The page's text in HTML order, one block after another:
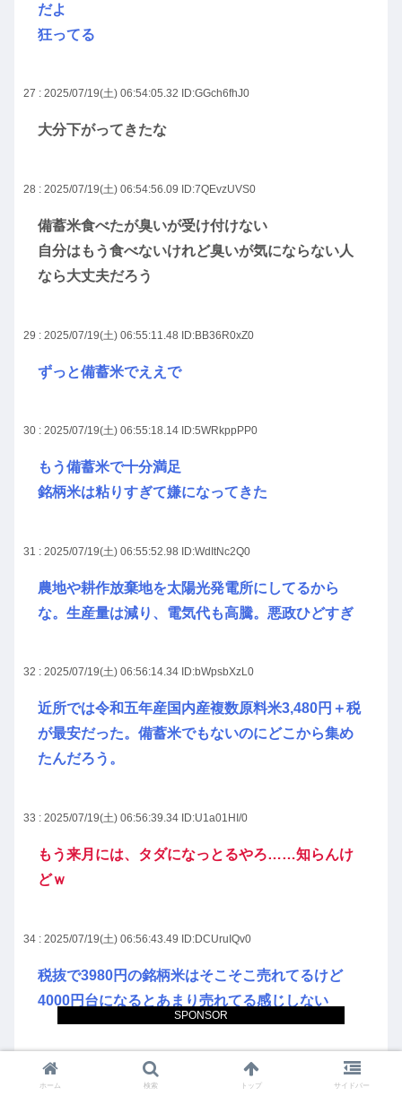
SPONSOR
だよ
狂ってる
27 : 2025/07/19(土) 06:54:05.32 ID:GGch6fhJ0
大分下がってきたな
28 : 2025/07/19(土) 06:54:56.09 ID:7QEvzUVS0
備蓄米食べたが臭いが受け付けない
自分はもう食べないけれど臭いが気にならない人
なら大丈夫だろう
29 : 2025/07/19(土) 06:55:11.48 ID:BB36R0xZ0
ずっと備蓄米でええで
30 : 2025/07/19(土) 06:55:18.14 ID:5WRkppPP0
もう備蓄米で十分満足
銘柄米は粘りすぎて嫌になってきた
31 : 2025/07/19(土) 06:55:52.98 ID:WdItNc2Q0
農地や耕作放棄地を太陽光発電所にしてるから
な。生産量は減り、電気代も高騰。悪政ひどすぎ
32 : 2025/07/19(土) 06:56:14.34 ID:bWpsbXzL0
近所では令和五年産国内産複数原料米3,480円＋税
が最安だった。備蓄米でもないのにどこから集め
たんだろう。
33 : 2025/07/19(土) 06:56:39.34 ID:U1a01HI/0
もう来月には、タダになっとるやろ……知らんけ
どｗ
34 : 2025/07/19(土) 06:56:43.49 ID:DCUruIQv0
税抜で3980円の銘柄米はそこそこ売れてるけど
4000円台になるとあまり売れてる感じしない
35 : 2025/07/19(土) 06:56:46.84 ID:jKO8Qp9z0
ホーム 検索 トップ サイドバー